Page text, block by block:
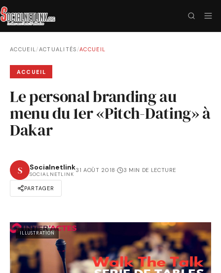
ACCUEIL/ACTUALITÉS /ACCUEIL
ACCUEIL
Le personal branding au
menu du 1er «Pitch-Dating» à
Dakar
S Socialnetlink
SOCIALNETLINK
31 AOÛT 2018· 3 MIN DE LECTURE
PARTAGER
ILLUSTRATION